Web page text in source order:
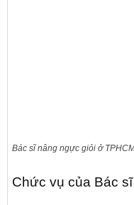
Bác sĩ nâng ngực giỏi ở
Chức vụ của Bác